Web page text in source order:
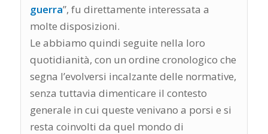
guerra”, fu direttamente interessata a
molte disposizioni.
Le abbiamo quindi seguite nella loro
quotidianità, con un ordine cronologico che
segna l’evolversi incalzante delle normative,
senza tuttavia dimenticare il contesto
generale in cui queste venivano a porsi e si
resta coinvolti da quel mondo di